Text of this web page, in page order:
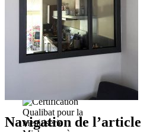
Navigation de l’article